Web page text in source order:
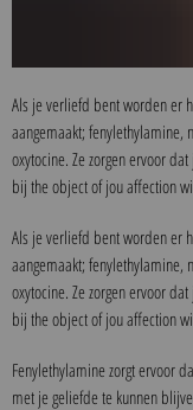
Als je verliefd bent worden er
aangemaakt;
oxytocine. Ze zorgen ervoor
bij the object of jou affection
Als je verliefd bent worden er
aangemaakt;
oxytocine. Ze zorgen ervoor
bij the object of jou affection
Fenylethylamine zorgt ervoor
met je geliefde te kunnen